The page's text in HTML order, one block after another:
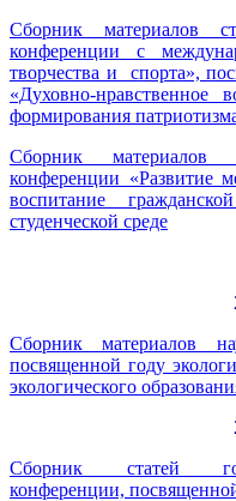
Сборник материалов
конференции с
творчества и спорта»,
«Духовно-нравственное
формирования
Сборник материалов
конференции «Развитие
воспитание
студенческой среде
Сборник материалов
посвященной году
экологического
Сборник статей
конференции,